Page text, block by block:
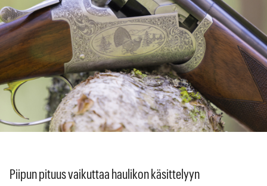
Piipun pituus vaikuttaa haulikon käsittelyyn